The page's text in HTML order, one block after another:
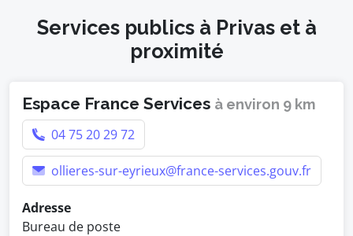
Services publics à Privas et à
proximité
Espace France Services à environ 9 km
04 75 20 29 72
ollieres-sur-eyrieux@france-services.gouv.fr
Adresse
Bureau de poste